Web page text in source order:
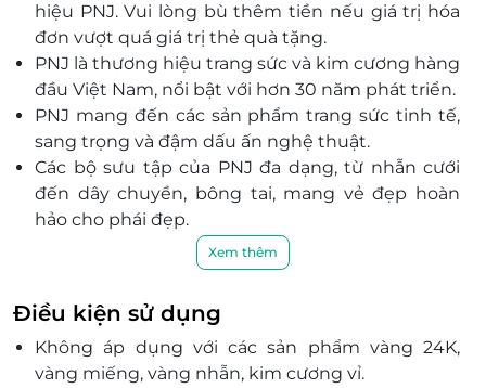
Đà Nẵng
455 Núi Thành, P. Hòa Cường Nam, Quận Hải Châu,
Đà Nẵng
123 Hùng Vương, P. Hải Châu 1, Quận Hải Châu, Đà
Nẵng
513 Điện Biên Phủ, P. Hòa Khê, Quận Thanh Khê, Đà
Nẵng
Quảng Ninh
SH14, SH16, Lô 1 – Lô 2 Trần Hưng Đạo Plaza, Trần
Hưng Đạo, Hạ Long, Quảng Ninh
Tầng 1 - TTTM Vincom Hạ Long, Khu Cột Đồng Hồ, P.
Bạch Đằng, Hạ Long, Quảng Ninh
168 Hùng Vương, Móng Cái, Quảng Ninh
hiệu PNJ. Vui lòng bù thêm tiền nếu giá trị hóa
đơn vượt quá giá trị thẻ quà tặng.
PNJ là thương hiệu trang sức và kim cương hàng
đầu Việt Nam, nổi bật với hơn 30 năm phát triển.
PNJ mang đến các sản phẩm trang sức tinh tế,
sang trọng và đậm dấu ấn nghệ thuật.
Các bộ sưu tập của PNJ đa dạng, từ nhẫn cưới
đến dây chuyền, bông tai, mang vẻ đẹp hoàn
hảo cho phái đẹp.
PNJ cam kết chất lượng vượt trội, sử dụng
nguyên liệu cao cấp như vàng, bạc và kim
cương.
Thương hiệu PNJ luôn đồng hành cùng sự phát
triển và thay đổi của phái đẹp Việt Nam.
Mỗi món trang sức từ PNJ là món quà ý nghĩa,
Xem thêm
Điều kiện sử dụng
Không áp dụng với các sản phẩm vàng 24K,
vàng miếng, vàng nhẫn, kim cương vỉ.